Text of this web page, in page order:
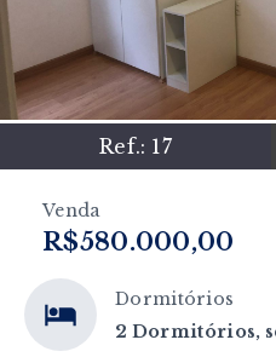
Ref.: 17
Venda
R$580.000,00
Dormitórios
2 Dormitórios,